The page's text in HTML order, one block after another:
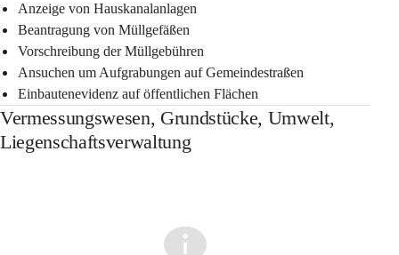
Anzeige von Hauskanalanlagen
Beantragung von Müllgefäßen
Vorschreibung der Müllgebühren
Ansuchen um Aufgrabungen auf Gemeindestraßen
Einbautenevidenz auf öffentlichen Flächen
Vermessungswesen, Grundstücke, Umwelt,
Liegenschaftsverwaltung